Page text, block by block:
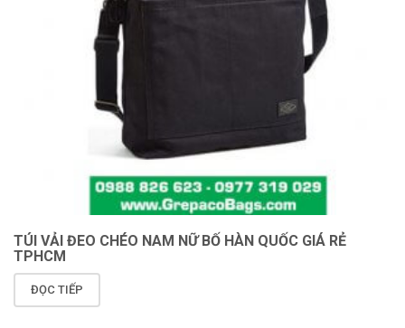
TÚI VẢI ĐEO CHÉO NAM NỮ BỐ HÀN QUỐC GIÁ RẺ
TPHCM
ĐỌC TIẾP